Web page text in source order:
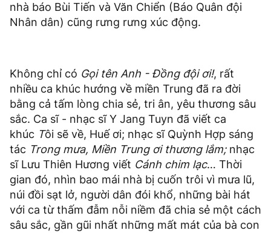
nhà báo Bùi Tiến và Văn Chiển (Báo Quân đội
Nhân dân) cũng rưng rưng xúc động.
Không chỉ có Gọi tên Anh - Đồng đội ơi!, rất
nhiều ca khúc hướng về miền Trung đã ra đời
bằng cả tấm lòng chia sẻ, tri ân, yêu thương sâu
sắc. Ca sĩ - nhạc sĩ Y Jang Tuyn đã viết ca
khúc Tôi sẽ về, Huế ơi; nhạc sĩ Quỳnh Hợp sáng
tác Trong mưa, Miền Trung ơi thương lắm;nhạc
sĩ Lưu Thiên Hương viết Cánh chim lạc… Thời
gian đó, nhìn bao mái nhà bị cuốn trôi vì mưa lũ,
núi đồi sạt lở, người dân đói khổ, những bài hát
với ca từ thấm đẫm nỗi niềm đã chia sẻ một cách
sâu sắc, gần gũi nhất những mất mát của bà con